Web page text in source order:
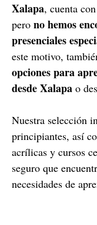
Xalapa, cuenta
pero no hemos
presenciales
este motivo,
opciones para
desde Xalapa o
Nuestra selección
principiantes, así
acrílicas y cursos
seguro que
necesidades de